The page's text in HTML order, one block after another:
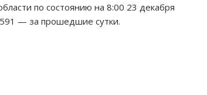
по состоянию на 8:00 23 декабря
— за прошедшие сутки.